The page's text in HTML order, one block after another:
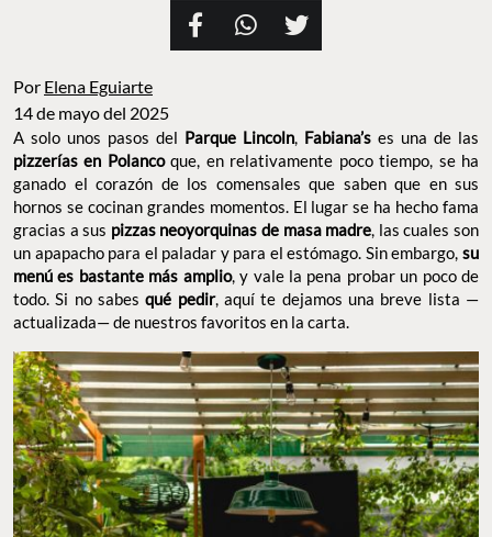
Por Elena Eguiarte
14 de mayo del 2025
A solo unos pasos del Parque Lincoln, Fabiana’s es una de las
pizzerías en Polancoque, en relativamente poco tiempo, se ha
ganado el corazón de los comensales que saben que en sus
hornos se cocinan grandes momentos. El lugar se ha hecho fama
gracias a sus pizzas neoyorquinas de masa madre, las cuales son
un apapacho para el paladar y para el estómago. Sin embargo, su
menú es bastante más amplio, y vale la pena probar un poco de
todo. Si no sabesqué pedir, aquí te dejamos una breve lista —
actualizada— de nuestros favoritos en la carta.